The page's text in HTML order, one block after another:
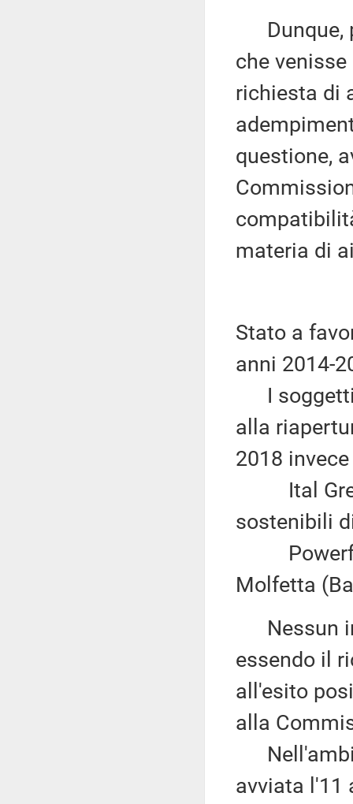
Dunque,
che
richiesta di
questione,
materia di
Stato a
anni 2014-
I soggetti
alla
2018
Ital
sostenibili
Molfetta
Nessun
essendo il
all'esito
alla
avviata l'11